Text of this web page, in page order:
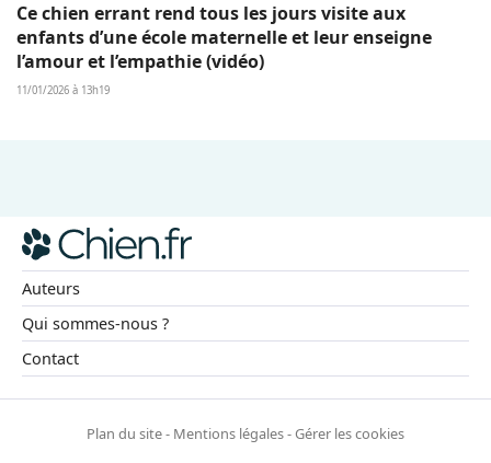
Ce chien errant rend tous les jours visite aux
enfants d’une école maternelle et leur enseigne
l’amour et l’empathie (vidéo)
11/01/2026 à 13h19
Auteurs
Qui sommes-nous ?
Contact
Plan du site- Mentions légales-Gérer les cookies